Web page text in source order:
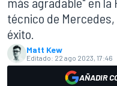
técnico de
éxito.
Matt Kew
Editado: 22 ago 2023, 17:46
AÑADIR